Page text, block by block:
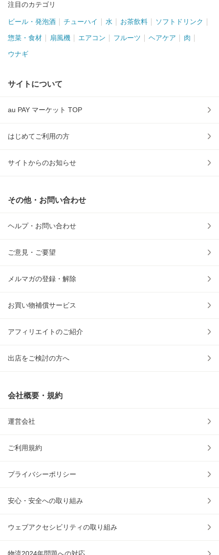
注目のカテゴリ
ビール・発泡酒 チューハイ 水 お茶飲料 ソフトドリンク
惣菜・食材 扇風機 エアコン フルーツ ヘアケア 肉
ウナギ
サイトについて
au PAY マーケット TOP
はじめてご利用の方
サイトからのお知らせ
その他・お問い合わせ
ヘルプ・お問い合わせ
ご意見・ご要望
メルマガの登録・解除
お買い物補償サービス
アフィリエイトのご紹介
出店をご検討の方へ
会社概要・規約
運営会社
ご利用規約
プライバシーポリシー
安心・安全への取り組み
ウェブアクセシビリティの取り組み